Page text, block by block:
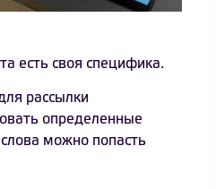
есть своя специфика.
рассылки
определенные
можно попасть